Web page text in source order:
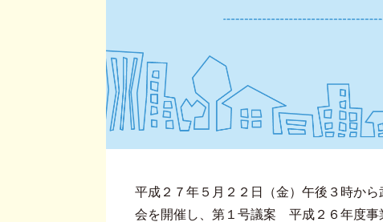
平成２７年５月２２日（金）午後３時か
会を開催し、第１号議案 平成２６年度